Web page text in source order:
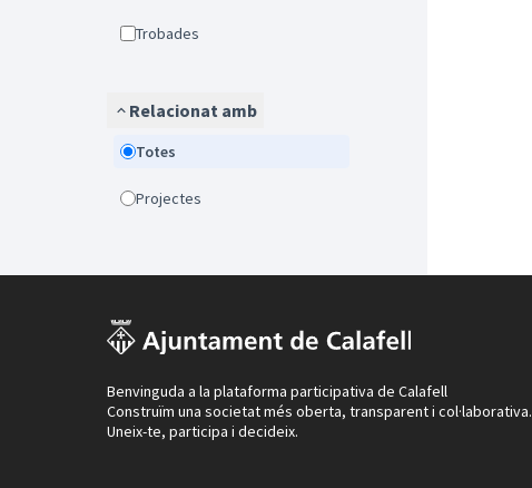
Trobades
Relacionat amb
Totes
Projectes
Benvinguda a la plataforma participativa de Calafell
Construïm una societat més oberta, transparent i col·laborativa.
Uneix-te, participa i decideix.